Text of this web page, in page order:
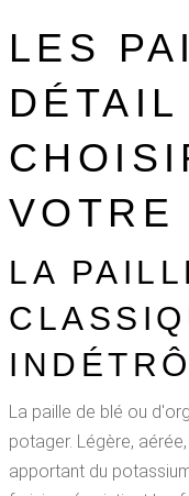
LES
VOTRE
LA
La paille de blé ou
potager. Légère,
apportant du